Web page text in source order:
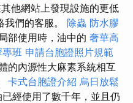
他網站上發現設施的更低
們的客服。 除蟲 防水膠
部使用時，油中的 奢華高
專班 申請台胞證照片規範
的內源性大麻素系統相互
卡式台胞證介紹 烏日放鬆
已經使用了數千年，並且仍